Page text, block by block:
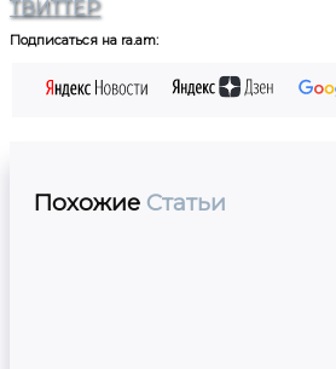
ТВИТТЕР
Подписаться на ra.am:
Похожие Статьи